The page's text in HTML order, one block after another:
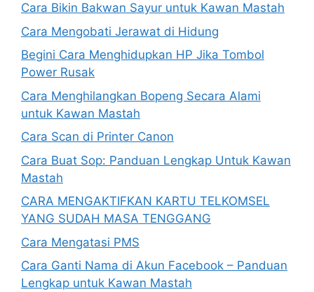
Cara Bikin Bakwan Sayur untuk Kawan Mastah
Cara Mengobati Jerawat di Hidung
Begini Cara Menghidupkan HP Jika Tombol
Power Rusak
Cara Menghilangkan Bopeng Secara Alami
untuk Kawan Mastah
Cara Scan di Printer Canon
Cara Buat Sop: Panduan Lengkap Untuk Kawan
Mastah
CARA MENGAKTIFKAN KARTU TELKOMSEL
YANG SUDAH MASA TENGGANG
Cara Mengatasi PMS
Cara Ganti Nama di Akun Facebook – Panduan
Lengkap untuk Kawan Mastah